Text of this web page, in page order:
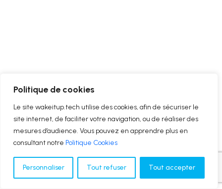
Politique de cookies
Le site wakeitup.tech utilise des cookies, afin de sécuriser le
site internet, de faciliter votre navigation, ou de réaliser des
mesures d’audience. Vous pouvez en apprendre plus en
consultant notre Politique Cookies
Personnaliser Tout refuser Tout accepter